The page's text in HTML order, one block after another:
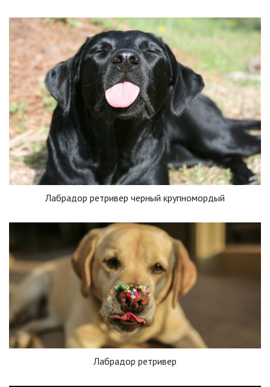
Лабрадор ретривер черный крупномордый
Лабрадор ретривер